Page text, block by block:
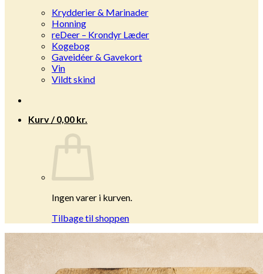
Krydderier & Marinader
Honning
reDeer – Krondyr Læder
Kogebog
Gaveidéer & Gavekort
Vin
Vildt skind
Kurv /0,00 kr.
Ingen varer i kurven.
Tilbage til shoppen